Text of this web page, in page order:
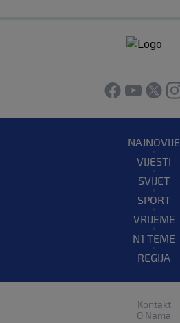
NAJNOVIJE
VIJESTI
SVIJET
SPORT
VRIJEME
N1 TEME
REGIJA
Kontakt
O Nama